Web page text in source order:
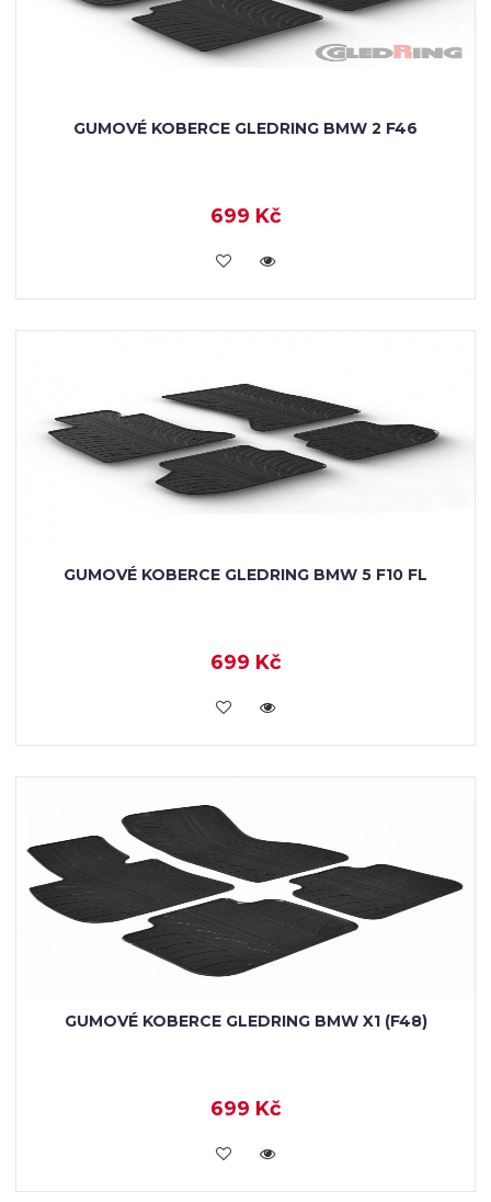
GUMOVÉ KOBERCE GLEDRING BMW 2 F46
699 Kč
KOUPIT
GUMOVÉ KOBERCE GLEDRING BMW 5 F10 FL
699 Kč
KOUPIT
GUMOVÉ KOBERCE GLEDRING BMW X1 (F48)
699 Kč
KOUPIT